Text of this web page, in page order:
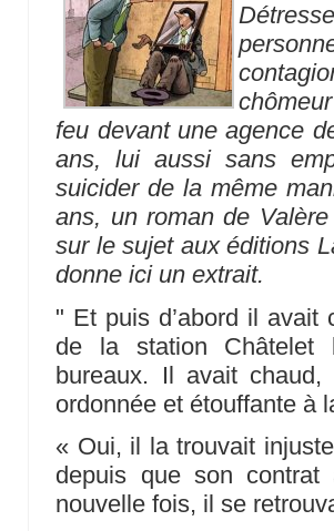
feu devant une agence
ans, lui aussi sans
suicider de la même
ans, un roman de
sur le sujet aux éditions
donne ici un extrait.
" Et puis d’abord il avait
de la station Châtelet
bureaux. Il avait
ordonnée et étouffante à
« Oui, il la trouvait
depuis que son contrat
nouvelle fois, il se